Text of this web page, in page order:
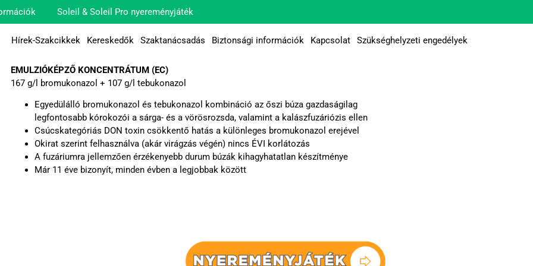
Soleil & Soleil Pro nyereményjáték
Hírek-Szakcikkek Kereskedők Szaktanácsadás Biztonsági információk Kapcsolat Szükséghelyzeti engedélyek
EMULZIÓKÉPZŐ KONCENTRÁTUM (EC)
167 g/l bromukonazol + 107 g/l tebukonazol
Egyedülálló bromukonazol és tebukonazol kombináció az őszi búza gazdaságilag
legfontosabb kórokozói a sárga- és a vörösrozsda, valamint a kalászfuzáriózis ellen
Csúcskategóriás DON toxin csökkentő hatás a különleges bromukonazol erejével
Okirat szerint felhasználva (akár virágzás végén) nincs ÉVI korlátozás
A fuzáriumra jellemzően érzékenyebb durum búzák kihagyhatatlan készítménye
Már 11 éve bizonyít, minden évben a legjobbak között